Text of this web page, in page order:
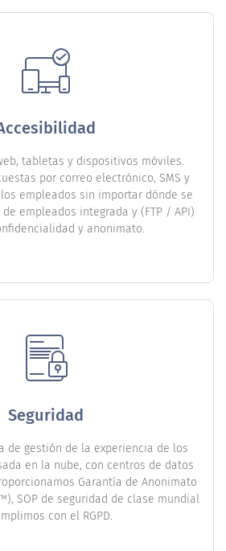
tabletas y dispositivos móviles.
por correo electrónico, SMS y
empleados sin importar dónde se
empleados integrada y (FTP / API)
y anonimato.
Seguridad
de gestión de la experiencia de los
en la nube, con centros de datos
Garantía de Anonimato
SOP de seguridad de clase mundial
con el RGPD.